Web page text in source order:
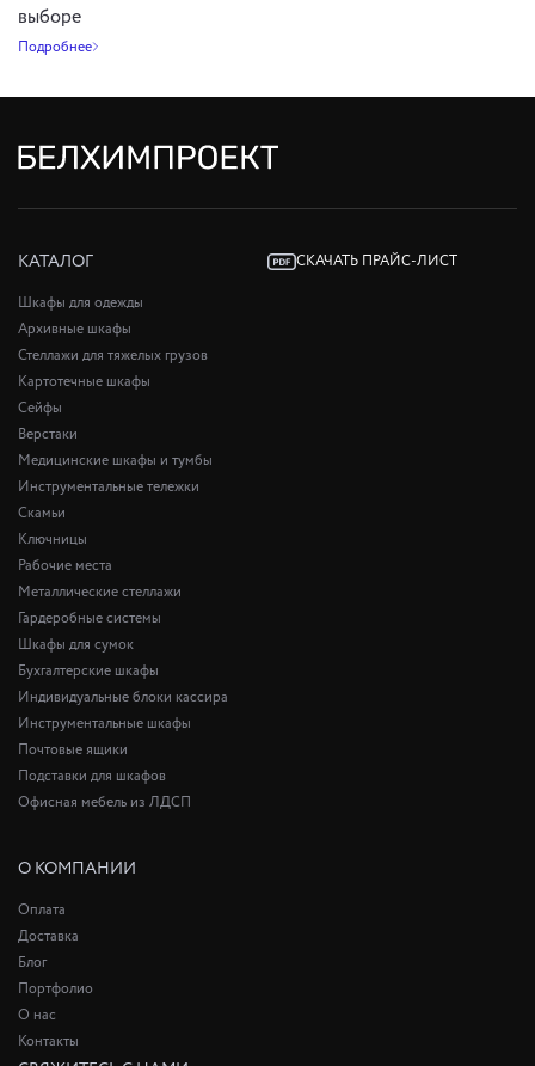
выборе
Подробнее
КАТАЛОГ СКАЧАТЬ ПРАЙС-ЛИСТ
Шкафы для одежды
Архивные шкафы
Стеллажи для тяжелых грузов
Картотечные шкафы
Сейфы
Верстаки
Медицинские шкафы и тумбы
Инструментальные тележки
Скамьи
Ключницы
Рабочие места
Металлические стеллажи
Гардеробные системы
Шкафы для сумок
Бухгалтерские шкафы
Индивидуальные блоки кассира
Инструментальные шкафы
Почтовые ящики
Подставки для шкафов
Офисная мебель из ЛДСП
О КОМПАНИИ
Оплата
Доставка
Блог
Портфолио
О нас
Контакты